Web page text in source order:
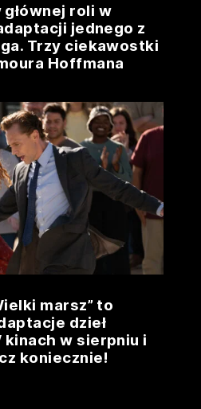
roli w
jednego z
Trzy ciekawostki
Hoffmana
marsz” to
dzieł
kinach w sierpniu i
koniecznie!